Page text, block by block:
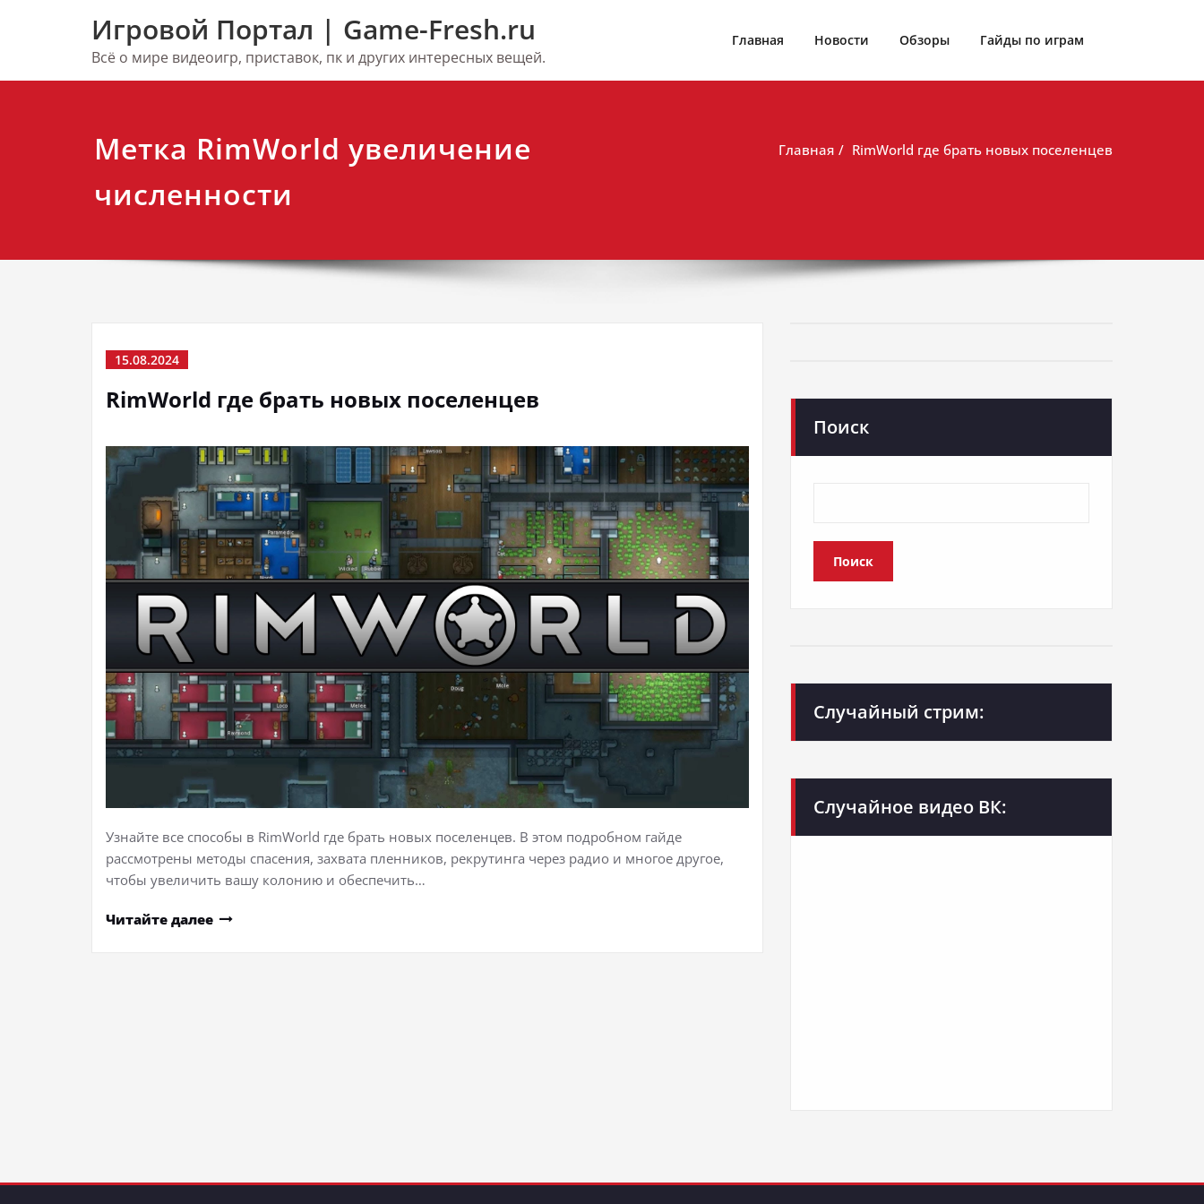
Игровой Портал | Game-Fresh.ru
Всё о мире видеоигр, приставок, пк и других интересных вещей.
Главная Новости Обзоры Гайды по играм
Метка RimWorld увеличение
численности
Главная RimWorld где брать новых поселенцев
15.08.2024
RimWorld где брать новых поселенцев
Узнайте все способы в RimWorld где брать новых поселенцев. В этом подробном гайде
рассмотрены методы спасения, захвата пленников, рекрутинга через радио и многое другое,
чтобы увеличить вашу колонию и обеспечить…
Читайте далее
Поиск
Поиск
Случайный стрим:
Случайное видео ВК: